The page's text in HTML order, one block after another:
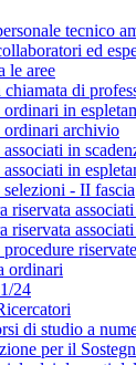
tecnico
ed
le aree
chiamata di
ordinari in
ordinari archivio
in
in
- II fascia
riservata
riservata
riservate
ordinari
24
di studio a
per il